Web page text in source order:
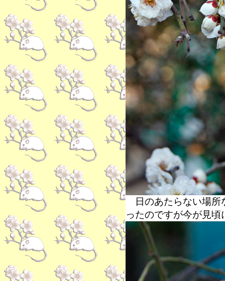
日のあたらない場所
ったのですが今が見